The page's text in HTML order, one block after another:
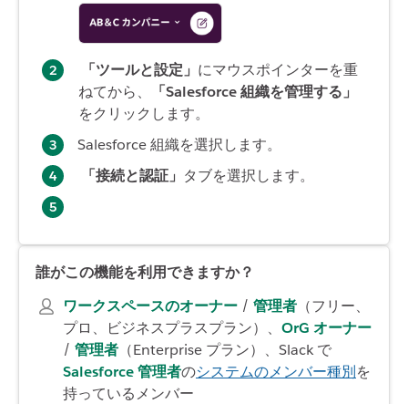
「ツールと設定」 にマウスポインターを重
ねてから、
「Salesforce 組織を管理する」
をクリックします。
Salesforce 組織を選択します。
「接続と認証」 タブを選択します。
誰がこの機能を利用できますか？
ワークスペースのオーナー / 管理者 （フリー、
プロ、ビジネスプラスプラン）、 OrG オーナー
/ 管理者 （Enterprise プラン）、Slack で
Salesforce 管理者のシステムのメンバー種別を
持っているメンバー